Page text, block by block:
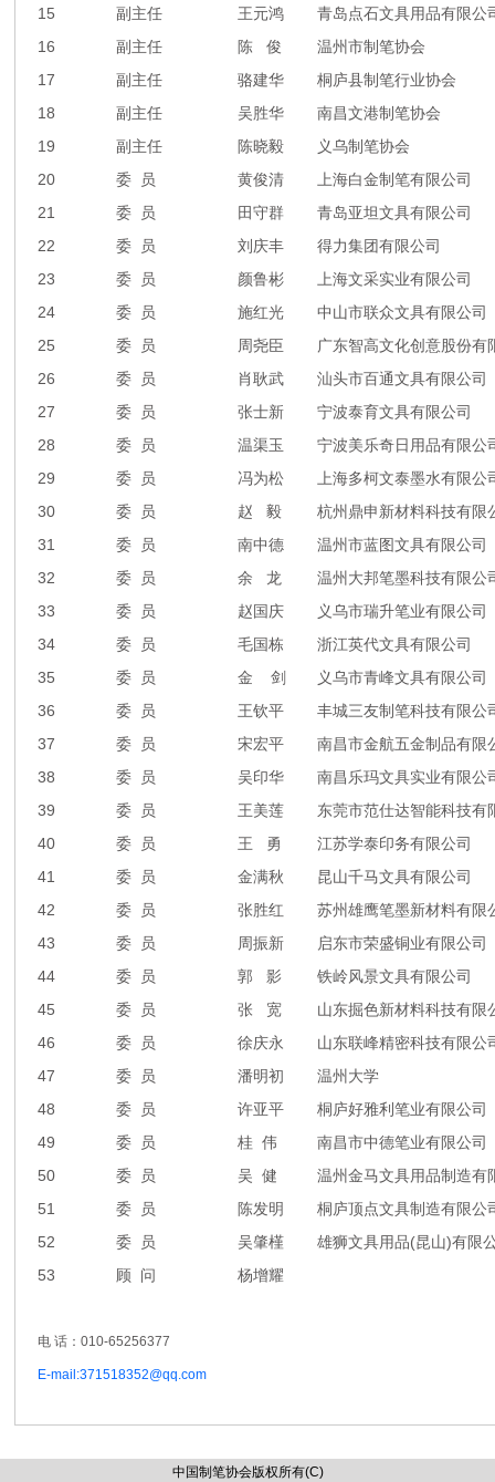
15
副主任 王元鸿
青岛点石文具用品有限公
16
副主任 陈 俊
温州市制笔协会
17
副主任 骆建华
桐庐县制笔行业协会
18
副主任 吴胜华
南昌文港制笔协会
19
副主任 陈晓毅
义乌制笔协会
20
委 员 黄俊清
上海白金制笔有限公司
21
委 员 田守群
青岛亚坦文具有限公司
22
委 员 刘庆丰
得力集团有限公司
23
委 员 颜鲁彬
上海文采实业有限公司
24
委 员 施红光
中山市联众文具有限公司
25
委 员 周尧臣
广东智高文化创意股份有
26
委 员 肖耿武
汕头市百通文具有限公司
27
委 员 张士新
宁波泰育文具有限公司
28
委 员 温渠玉
宁波美乐奇日用品有限公
29
委 员 冯为松
上海多柯文泰墨水有限公
30
委 员 赵 毅
杭州鼎申新材料科技有限
31
委 员 南中德
温州市蓝图文具有限公司
32
委 员 余 龙
温州大邦笔墨科技有限公
33
委 员 赵国庆
义乌市瑞升笔业有限公司
34
委 员 毛国栋
浙江英代文具有限公司
35
委 员 金 剑
义乌市青峰文具有限公司
36
委 员 王钦平
丰城三友制笔科技有限公
37
委 员 宋宏平
南昌市金航五金制品有限
38
委 员 吴印华
南昌乐玛文具实业有限公
39
委 员 王美莲
东莞市范仕达智能科技有
40
委 员 王 勇
江苏学泰印务有限公司
41
委 员 金满秋
昆山千马文具有限公司
42
委 员 张胜红
苏州雄鹰笔墨新材料有限
43
委 员 周振新
启东市荣盛铜业有限公司
44
委 员 郭 影
铁岭风景文具有限公司
45
委 员 张 宽
山东掘色新材料科技有限
46
委 员 徐庆永
山东联峰精密科技有限公
47
委 员 潘明初
温州大学
48
委 员 许亚平
桐庐好雅利笔业有限公司
49
委 员 桂 伟
南昌市中德笔业有限公司
50
委 员 吴 健
温州金马文具用品制造有
51
委 员 陈发明
桐庐顶点文具制造有限公
52
委 员 吴肇槿 雄狮文具用品(昆山)有限
53
顾 问 杨增耀
电 话：010-65256377
E-mail:371518352@qq.com
中国制笔协会版权所有(C)